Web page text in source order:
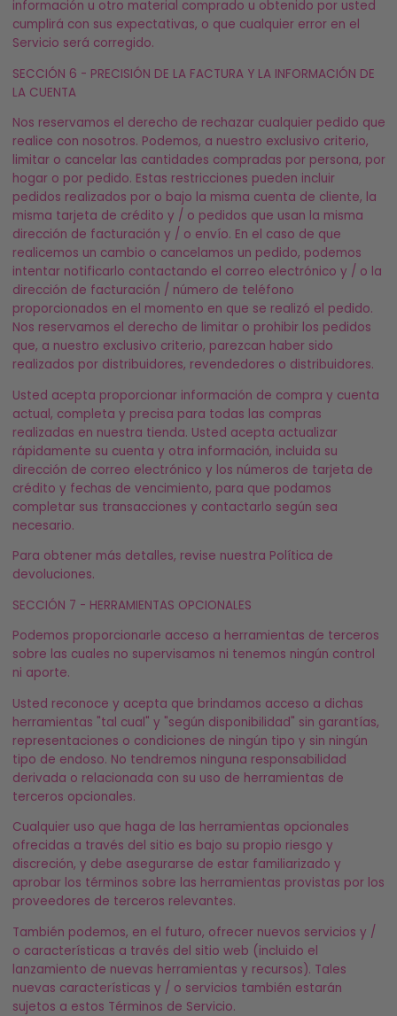
información u otro material comprado u obtenido por usted
cumplirá con sus expectativas, o que cualquier error en el
Servicio será corregido.
SECCIÓN 6 - PRECISIÓN DE LA FACTURA Y LA INFORMACIÓN DE
LA CUENTA
Nos reservamos el derecho de rechazar cualquier pedido que
realice con nosotros. Podemos, a nuestro exclusivo criterio,
limitar o cancelar las cantidades compradas por persona, por
hogar o por pedido. Estas restricciones pueden incluir
pedidos realizados por o bajo la misma cuenta de cliente, la
misma tarjeta de crédito y / o pedidos que usan la misma
dirección de facturación y / o envío. En el caso de que
realicemos un cambio o cancelamos un pedido, podemos
intentar notificarlo contactando el correo electrónico y / o la
dirección de facturación / número de teléfono
proporcionados en el momento en que se realizó el pedido.
Nos reservamos el derecho de limitar o prohibir los pedidos
que, a nuestro exclusivo criterio, parezcan haber sido
realizados por distribuidores, revendedores o distribuidores.
Usted acepta proporcionar información de compra y cuenta
actual, completa y precisa para todas las compras
realizadas en nuestra tienda. Usted acepta actualizar
rápidamente su cuenta y otra información, incluida su
dirección de correo electrónico y los números de tarjeta de
crédito y fechas de vencimiento, para que podamos
completar sus transacciones y contactarlo según sea
necesario.
Para obtener más detalles, revise nuestra Política de
devoluciones.
SECCIÓN 7 - HERRAMIENTAS OPCIONALES
Podemos proporcionarle acceso a herramientas de terceros
sobre las cuales no supervisamos ni tenemos ningún control
ni aporte.
Usted reconoce y acepta que brindamos acceso a dichas
herramientas "tal cual" y "según disponibilidad" sin garantías,
representaciones o condiciones de ningún tipo y sin ningún
tipo de endoso. No tendremos ninguna responsabilidad
derivada o relacionada con su uso de herramientas de
terceros opcionales.
Cualquier uso que haga de las herramientas opcionales
ofrecidas a través del sitio es bajo su propio riesgo y
discreción, y debe asegurarse de estar familiarizado y
aprobar los términos sobre las herramientas provistas por los
proveedores de terceros relevantes.
También podemos, en el futuro, ofrecer nuevos servicios y /
o características a través del sitio web (incluido el
lanzamiento de nuevas herramientas y recursos). Tales
nuevas características y / o servicios también estarán
sujetos a estos Términos de Servicio.